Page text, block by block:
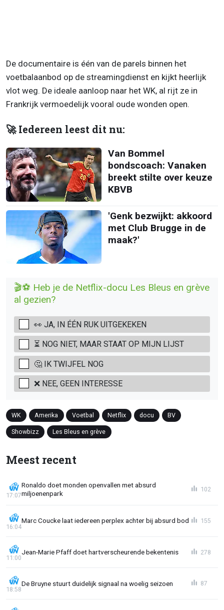
De documentaire is één van de parels binnen het
voetbalaanbod op de streamingdienst en kijkt heerlijk
vlot weg. De ideale aanloop naar het WK, al rijt ze in
Frankrijk vermoedelijk vooral oude wonden open.
🚀 Iedereen leest dit nu:
Van Bommel
bondscoach: Vanaken
breekt stilte over keuze
KBVB
'Genk bezwijkt: akkoord
met Club Brugge in de
maak?'
🎬⚽ Heb je de Netflix-docu Les Bleus en grève
al gezien?
👀 JA, IN ÉÉN RUK UITGEKEKEN
⏳ NOG NIET, MAAR STAAT OP MIJN LIJST
🤔 IK TWIJFEL NOG
❌ NEE, GEEN INTERESSE
WK Amerika Voetbal Netflix docu BV
Showbizz Les Bleus en grève
Meest recent
Ronaldo doet monden openvallen met absurd
miljoenenpark
17:07
102
Marc Coucke laat iedereen perplex achter bij absurd bod
16:04
155
Jean-Marie Pfaff doet hartverscheurende bekentenis
11:00
278
De Bruyne stuurt duidelijk signaal na woelig seizoen
18:58
87